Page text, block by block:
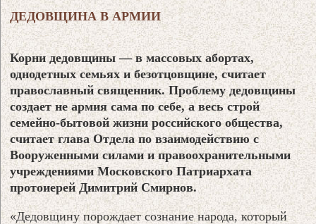
ДЕДОВЩИНА В АРМИИ
Корни дедовщины — в массовых абортах,
однодетных семьях и безотцовщине, считает
православный священник. Проблему дедовщины
создает не армия сама по себе, а весь строй
семейно-бытовой жизни российского общества,
считает глава Отдела по взаимодействию с
Вооруженными силами и правоохранительными
учреждениями Московского Патриархата
протоиерей Димитрий Смирнов.
«Дедовщину порождает сознание народа, который